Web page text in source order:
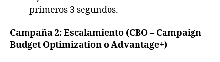
primeros 3 segundos.
Campaña 2: Escalamiento (CBO – Campaign
Budget Optimization o Advantage+)